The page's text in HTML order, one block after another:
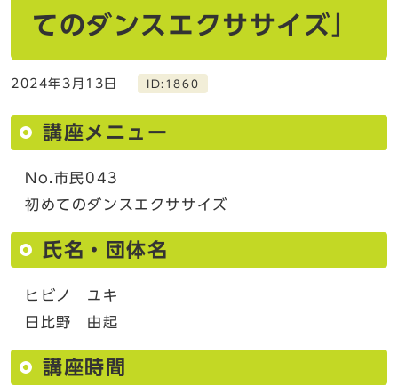
てのダンスエクササイズ」
2024年3月13日 ID:1860
講座メニュー
No.市民043
初めてのダンスエクササイズ
氏名・団体名
ヒビノ ユキ
日比野 由起
講座時間